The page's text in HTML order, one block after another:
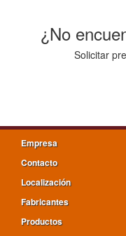
¿No
Solicitar
Empresa
Contacto
Localización
Fabricantes
Productos